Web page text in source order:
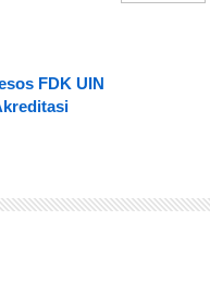
FDK UIN